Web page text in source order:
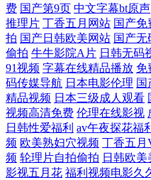
利视频
费 国产第9页 中文字幕bt原声
推理片 丁香五月网站 国产免
拍 国产日韩欧美网站 国产无
偷拍 牛牛影院A片 日韩无码
91视频 字幕在线精品播放 免
码传媒导航 日本电影伦理 国
精品视频 日本三级成人观看
视频高清免费 伦理在线影视
日韩性爱福利 av午夜探花福
频 欧美熟妇穴视频 丁香五月
频 轮理片自拍偷拍 日韩欧美
影视五月花 福利视频电影久